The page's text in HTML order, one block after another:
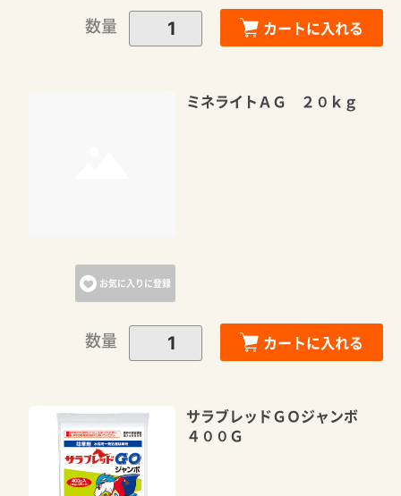
数量 カートに入れる
お気に入りに登録
ミネライトＡＧ ２０ｋｇ
数量 カートに入れる
サラブレッドＧＯジャンボ
４００Ｇ